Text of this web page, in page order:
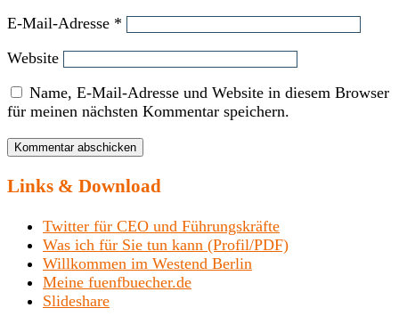
E-Mail-Adresse *
Website
Name, E-Mail-Adresse und Website in diesem Browser
für meinen nächsten Kommentar speichern.
Links & Download
Twitter für CEO und Führungskräfte
Was ich für Sie tun kann (Profil/PDF)
Willkommen im Westend Berlin
Meine fuenfbuecher.de
Slideshare